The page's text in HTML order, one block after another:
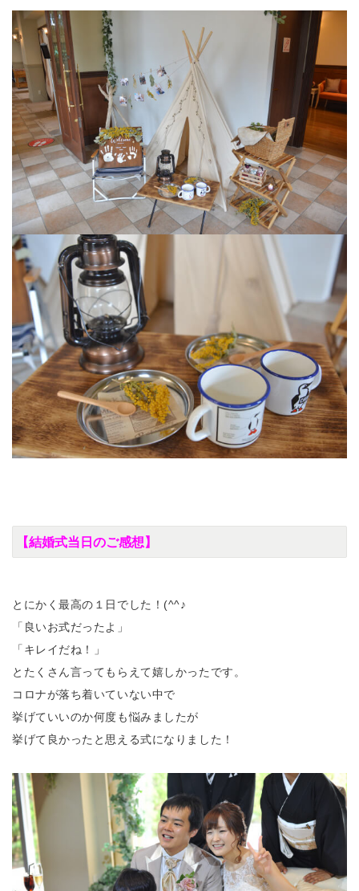
【結婚式当日のご感想】
とにかく最高の１日でした！(^^♪
「良いお式だったよ」
「キレイだね！」
とたくさん言ってもらえて嬉しかったです。
コロナが落ち着いていない中で
挙げていいのか何度も悩みましたが
挙げて良かったと思える式になりました！